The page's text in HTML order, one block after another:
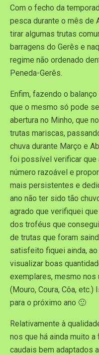
Com o fecho da
pesca durante o mês de
tirar algumas trutas
barragens do Gerês e
regime não ordenado
Peneda-Gerês.
Enfim, fazendo o
que o mesmo só pode
abertura no Minho, que
trutas mariscas,
chuva durante Março e
foi possível verificar que
número razoável e
mais persistentes e
ano não ter sido tão
agrado que verifiquei
dos troféus que
de trutas que foram
satisfeito fiquei ainda,
visualizar boas
exemplares, mesmo
(Mouro, Coura, Côa,
para o próximo ano 🙂
Relativamente à
nos que há ainda muito
caudais bem adaptados